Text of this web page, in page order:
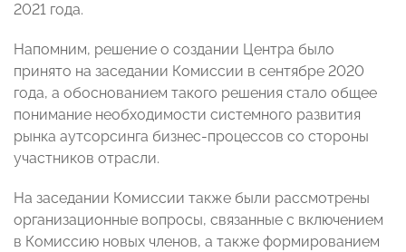
2021 года.
Напомним, решение о создании Центра было
принято на заседании Комиссии в сентябре 2020
года, а обоснованием такого решения стало общее
понимание необходимости системного развития
рынка аутсорсинга бизнес-процессов со стороны
участников отрасли.
На заседании Комиссии также были рассмотрены
организационные вопросы, связанные с включением
в Комиссию новых членов, а также формированием